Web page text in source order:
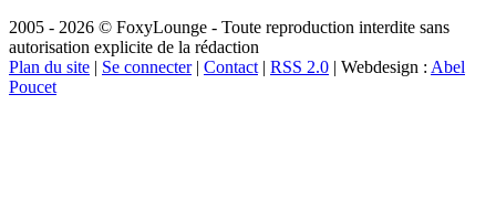
2005 - 2026 © FoxyLounge - Toute reproduction interdite sans
autorisation explicite de la rédaction
Plan du site | Se connecter| Contact | RSS 2.0 | Webdesign : Abel
Poucet